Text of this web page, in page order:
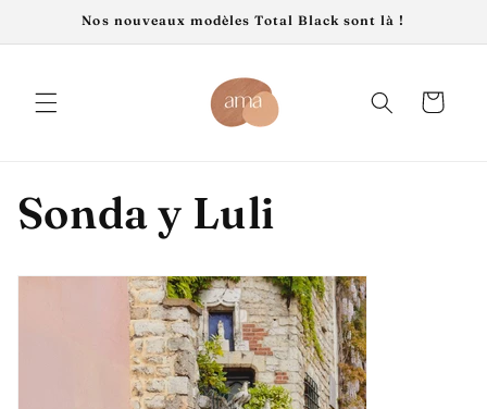
directamente
al contenido
Nos nouveaux modèles Total Black sont là !
Carrito
Sonda y Luli